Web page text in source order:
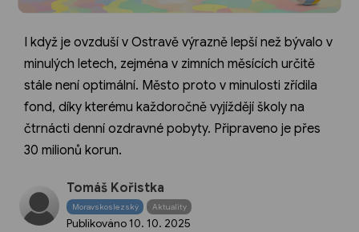
I když je ovzduší v Ostravě výrazně lepší než bývalo v
minulých letech, zejména v zimních měsících určitě
stále není optimální. Město proto v minulosti zřídila
fond, díky kterému každoročně vyjíždějí školy na
čtrnácti denní ozdravné pobyty. Připraveno je přes
30 milionů korun.
Tomáš Kořistka
Moravskoslezský Aktuality
Publikováno 10. 10. 2025